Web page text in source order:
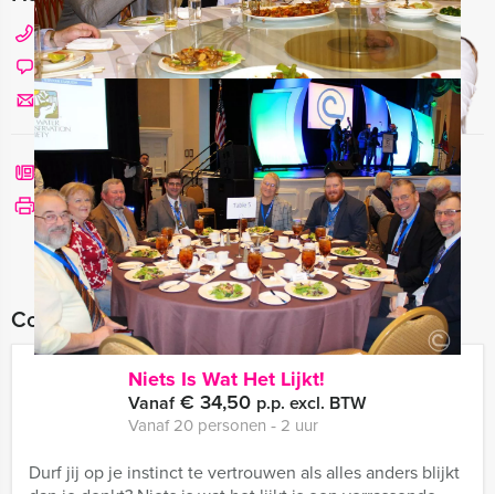
020 427 29 09
Chat met Angela
Stuur ons een mailtje
Bel mij terug
Bekijk printbare versie
Combineer dit uitje met:
Niets Is Wat Het Lijkt!
Vanaf€ 34,50 p.p. excl. BTW
Vanaf 20 personen ‐ 2 uur
Durf jij op je instinct te vertrouwen als alles anders blijkt